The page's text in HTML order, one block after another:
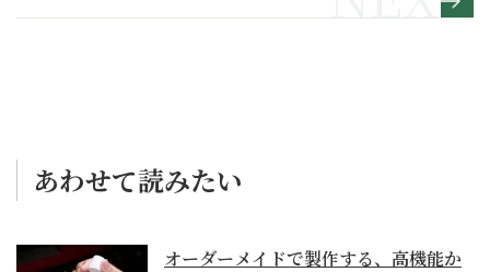
ポート】歌麿編
あわせて読みたい
オーダーメイドで製作する、高機能か